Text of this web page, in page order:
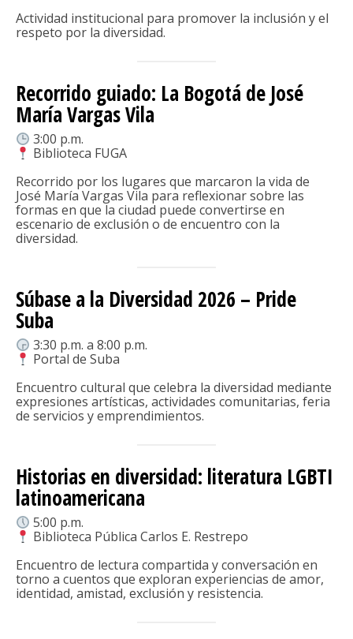
Actividad institucional para promover la inclusión y el
respeto por la diversidad.
Recorrido guiado: La Bogotá de José
María Vargas Vila
3:00 p.m.
Biblioteca FUGA
Recorrido por los lugares que marcaron la vida de
José María Vargas Vila para reflexionar sobre las
formas en que la ciudad puede convertirse en
escenario de exclusión o de encuentro con la
diversidad.
Súbase a la Diversidad 2026 – Pride
Suba
3:30 p.m. a 8:00 p.m.
Portal de Suba
Encuentro cultural que celebra la diversidad mediante
expresiones artísticas, actividades comunitarias, feria
de servicios y emprendimientos.
Historias en diversidad: literatura LGBTI
latinoamericana
5:00 p.m.
Biblioteca Pública Carlos E. Restrepo
Encuentro de lectura compartida y conversación en
torno a cuentos que exploran experiencias de amor,
identidad, amistad, exclusión y resistencia.